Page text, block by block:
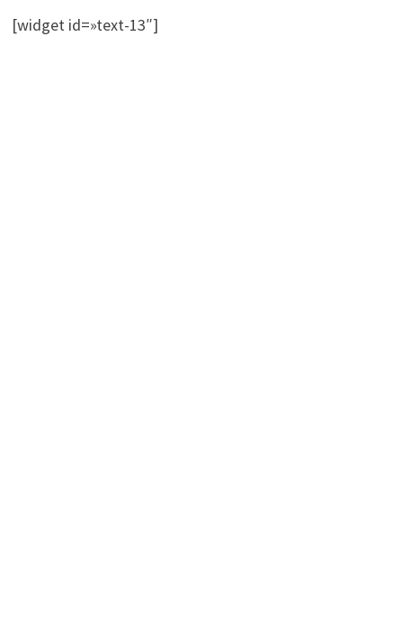
[widget id=»text-13″]